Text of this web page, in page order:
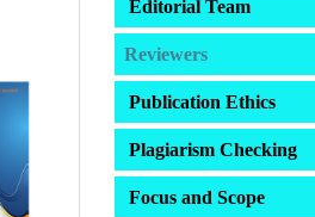
Editorial Team
Reviewers
Publication Ethics
Plagiarism Checking
Focus and Scope